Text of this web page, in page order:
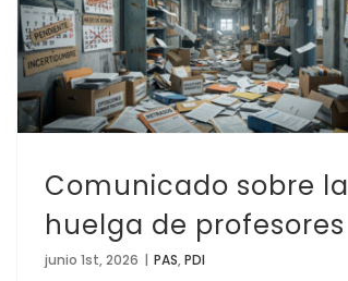
Comunicado sobre la
huelga de profesores
junio 1st, 2026 | PAS,PDI